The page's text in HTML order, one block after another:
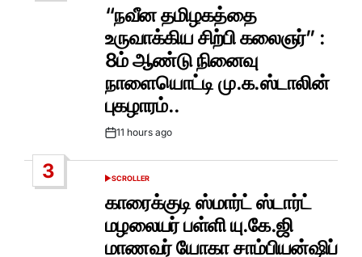
“நவீன தமிழகத்தை
உருவாக்கிய சிற்பி கலைஞர்” :
8ம் ஆண்டு நினைவு
நாளையொட்டி மு.க.ஸ்டாலின்
புகழாரம்..
Post11 hours ago
3
POSTED
SCROLLER
காரைக்குடி ஸ்மார்ட் ஸ்டார்ட்
மழலையர் பள்ளி யு.கே.ஜி
மாணவர் யோகா சாம்பியன்ஷிப்